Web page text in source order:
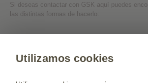
Si deseas contactar con GSK aquí puedes
las distintas formas de hacerlo:
Utilizamos cookies